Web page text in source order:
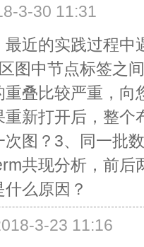
3-30 11:31
最近的实践过程
图中节点标签之
重叠比较严重，
新打开后，整
次图？3、同一批
共现分析，前
么原因？
3-23 11:16